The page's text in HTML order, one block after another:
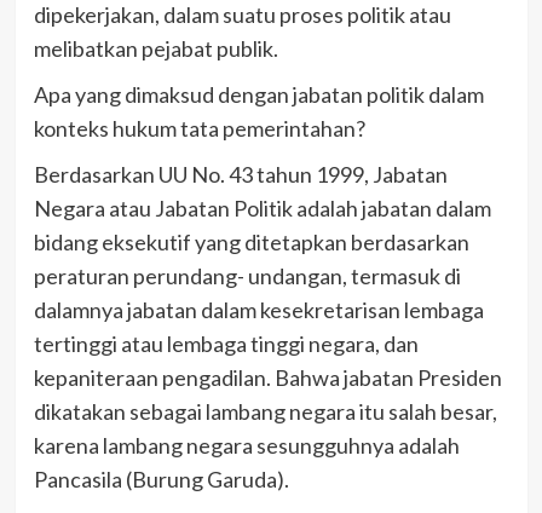
dipekerjakan, dalam suatu proses politik atau
melibatkan pejabat publik.
Apa yang dimaksud dengan jabatan politik dalam
konteks hukum tata pemerintahan?
Berdasarkan UU No. 43 tahun 1999, Jabatan
Negara atau Jabatan Politik adalah jabatan dalam
bidang eksekutif yang ditetapkan berdasarkan
peraturan perundang- undangan, termasuk di
dalamnya jabatan dalam kesekretarisan lembaga
tertinggi atau lembaga tinggi negara, dan
kepaniteraan pengadilan. Bahwa jabatan Presiden
dikatakan sebagai lambang negara itu salah besar,
karena lambang negara sesungguhnya adalah
Pancasila (Burung Garuda).